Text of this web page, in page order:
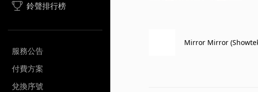
鈴聲排行榜
服務公告
付費方案
兌換序號
Mirror Mirror